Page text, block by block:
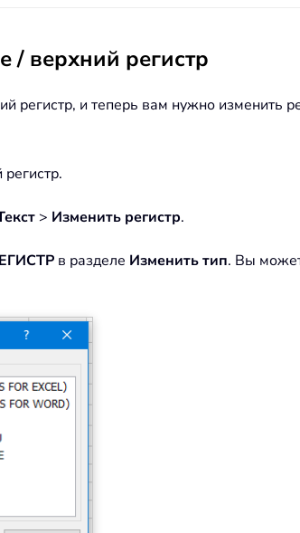
/ верхний регистр
и теперь вам нужно изменить
> Изменить регистр.
в разделе Изменить тип. Вы